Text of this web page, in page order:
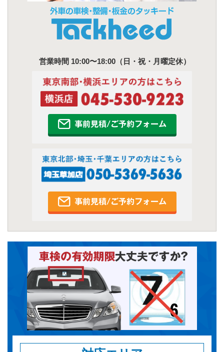
営業時間 10:00〜18:00（日・祝・月曜定休）